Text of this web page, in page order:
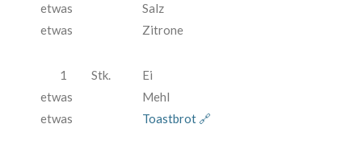
etwas
Salz
etwas
Zitrone
1 Stk.
Ei
etwas
Mehl
etwas
Toastbrot 🔗